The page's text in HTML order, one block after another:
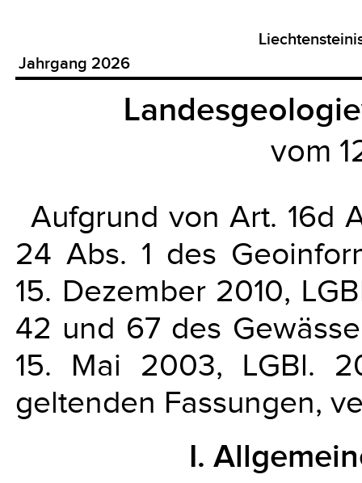
Jahrgang 2026
vom
Aufgrund von Art. 16d
24 Abs. 1 des
15. Dezember 2010,
42 und 67 des
15. Mai 2003, LGBl.
geltenden Fassungen,
I.